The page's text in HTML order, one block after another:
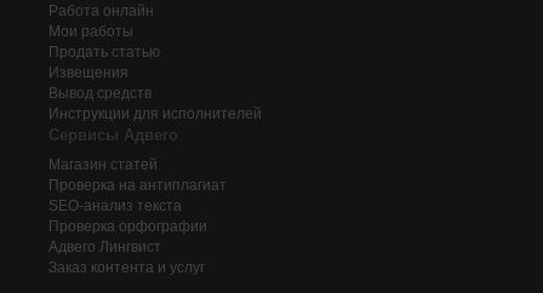
Работа онлайн
Мои работы
Продать статью
Извещения
Вывод средств
Инструкции для исполнителей
Сервисы Адвего
Магазин статей
Проверка на антиплагиат
SEO-анализ текста
Проверка орфографии
Адвего Лингвист
Заказ контента и услуг